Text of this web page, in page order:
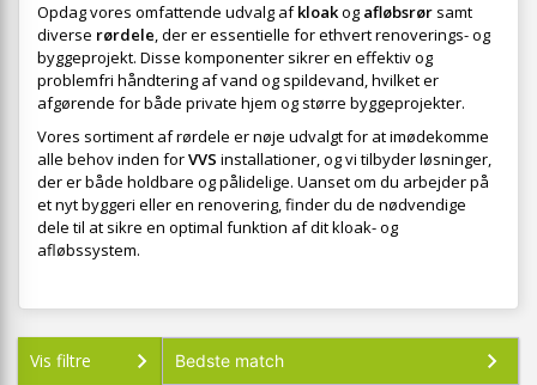
Opdag vores omfattende udvalg afkloakog afløbsrør samt
diverse rørdele, der er essentielle for ethvert renoverings- og
byggeprojekt. Disse komponenter sikrer en effektiv og
problemfri håndtering af vand og spildevand, hvilket er
afgørende for både private hjem og større byggeprojekter.
Vores sortiment af rørdele er nøje udvalgt for at imødekomme
alle behov inden forVVS installationer, og vi tilbyder løsninger,
der er både holdbare og pålidelige. Uanset om du arbejder på
et nyt byggeri eller en renovering, finder du de nødvendige
dele til at sikre en optimal funktion af dit kloak- og
afløbssystem.
Vis filtre